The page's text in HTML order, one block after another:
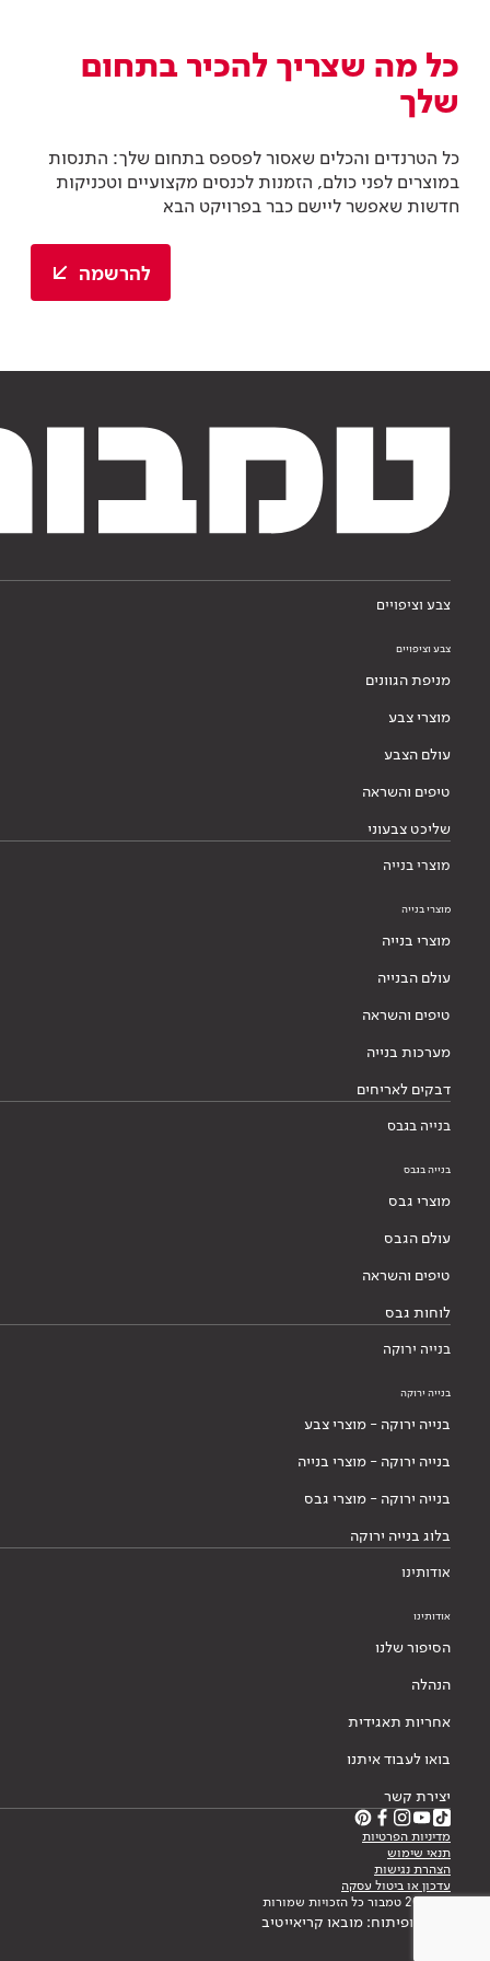
כל מה שצריך להכיר בתחום
שלך
כל הטרנדים והכלים שאסור לפספס בתחום שלך: התנסות
במוצרים לפני כולם, הזמנות לכנסים מקצועיים וטכניקות
חדשות שאפשר ליישם כבר בפרויקט הבא
להרשמה
צבע וציפויים
צבע וציפויים
מניפת הגוונים
מוצרי צבע
עולם הצבע
טיפים והשראה
שליכט צבעוני
מוצרי בנייה
מוצרי בנייה
מוצרי בנייה
עולם הבנייה
טיפים והשראה
מערכות בנייה
דבקים לאריחים
בנייה בגבס
בנייה בגבס
מוצרי גבס
עולם הגבס
טיפים והשראה
לוחות גבס
בנייה ירוקה
בנייה ירוקה
בנייה ירוקה - מוצרי צבע
בנייה ירוקה - מוצרי בנייה
בנייה ירוקה - מוצרי גבס
בלוג בנייה ירוקה
אודותינו
אודותינו
הסיפור שלנו
הנהלה
אחריות תאגידית
בואו לעבוד איתנו
יצירת קשר
מדיניות הפרטיות
תנאי שימוש
הצהרת נגישות
עדכון או ביטול עסקה
עיצוב ופיתוח: מובאו קריאייטיב